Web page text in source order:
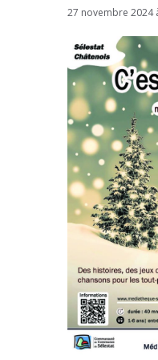
27 novembre 2024